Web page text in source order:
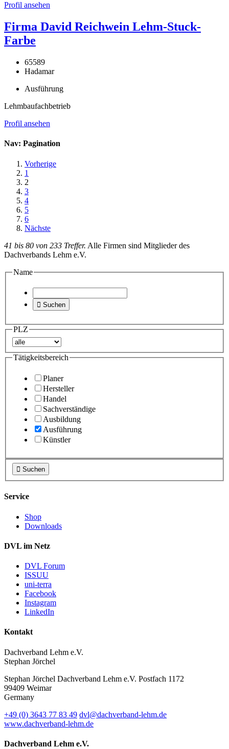
Profil ansehen
Firma David Reichwein Lehm-Stuck-
Farbe
65589
Hadamar
Ausführung
Lehmbaufachbetrieb
Profil ansehen
Nav: Pagination
Vorherige
1
2
3
4
5
6
Nächste
41 bis 80 von 233 Treffer. Alle Firmen sind Mitglieder des
Dachverbands Lehm e.V.
Name
 Suchen
PLZ
Tätigkeitsbereich
Planer
Hersteller
Handel
Sachverständige
Ausbildung
Ausführung
Künstler
 Suchen
Service
Shop
Downloads
DVL im Netz
DVL Forum
ISSUU
uni-terra
Facebook
Instagram
LinkedIn
Kontakt
Dachverband Lehm e.V.
Stephan Jörchel
Stephan Jörchel Dachverband Lehm e.V. Postfach 1172
99409 Weimar
Germany
+49 (0) 3643 77 83 49 dvl@dachverband-lehm.de
www.dachverband-lehm.de
Dachverband Lehm e.V.